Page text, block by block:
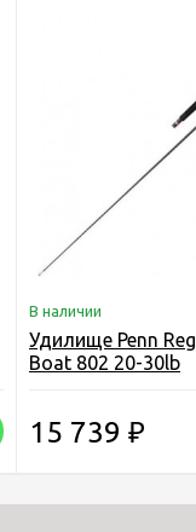
В наличии
Удилище Penn
Boat 802 20-30lb
15 739 ₽